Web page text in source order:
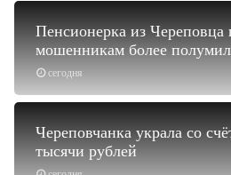
сегодня
Пенсионерка из Череповца
мошенникам более
Череповчанка украла со
тысячи рублей